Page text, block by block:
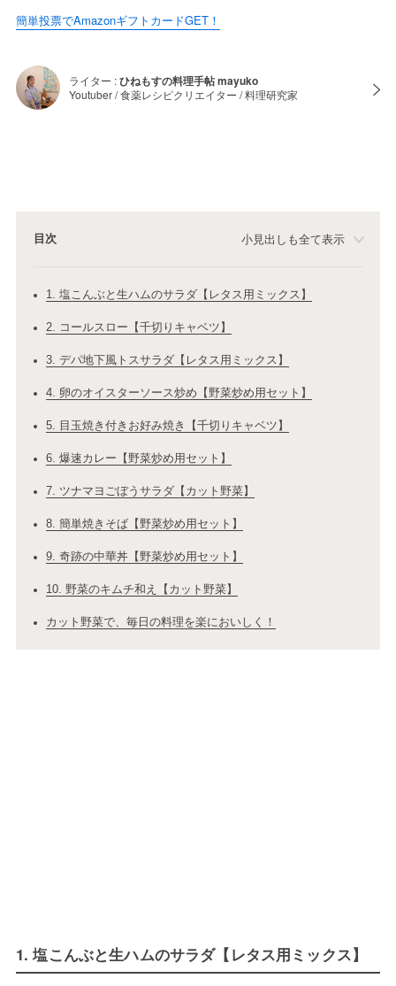
簡単投票でAmazonギフトカードGET！
ライター :ひねもすの料理手帖 mayuko
Youtuber / 食薬レシピクリエイター / 料理研究家
目次 小見出しも全て表示
1. 塩こんぶと生ハムのサラダ【レタス用ミックス】
2. コールスロー【千切りキャベツ】
3. デパ地下風トスサラダ【レタス用ミックス】
4. 卵のオイスターソース炒め【野菜炒め用セット】
5. 目玉焼き付きお好み焼き【千切りキャベツ】
6. 爆速カレー【野菜炒め用セット】
7. ツナマヨごぼうサラダ【カット野菜】
8. 簡単焼きそば【野菜炒め用セット】
9. 奇跡の中華丼【野菜炒め用セット】
10. 野菜のキムチ和え【カット野菜】
カット野菜で、毎日の料理を楽においしく！
1. 塩こんぶと生ハムのサラダ【レタス用ミックス】